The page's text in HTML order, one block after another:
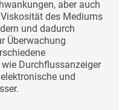
aber auch
des Mediums
und dadurch
Überwachung
Durchflussanzeiger
und